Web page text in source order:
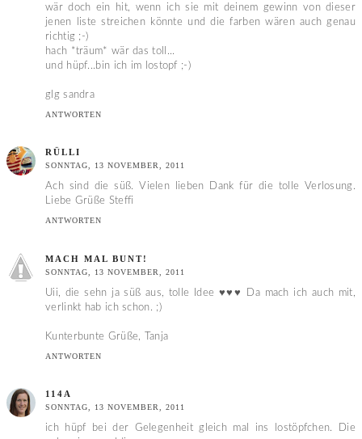
wär doch ein hit, wenn ich sie mit deinem gewinn von dieser
jenen liste streichen könnte und die farben wären auch genau
richtig ;-)
hach *träum* wär das toll...
und hüpf...bin ich im lostopf ;-)
glg sandra
ANTWORTEN
RÜLLI
SONNTAG, 13 NOVEMBER, 2011
Ach sind die süß. Vielen lieben Dank für die tolle Verlosung.
Liebe Grüße Steffi
ANTWORTEN
MACH MAL BUNT!
SONNTAG, 13 NOVEMBER, 2011
Uii, die sehn ja süß aus, tolle Idee ♥♥♥ Da mach ich auch mit,
verlinkt hab ich schon. ;)
Kunterbunte Grüße, Tanja
ANTWORTEN
114A
SONNTAG, 13 NOVEMBER, 2011
ich hüpf bei der Gelegenheit gleich mal ins lostöpfchen. Die